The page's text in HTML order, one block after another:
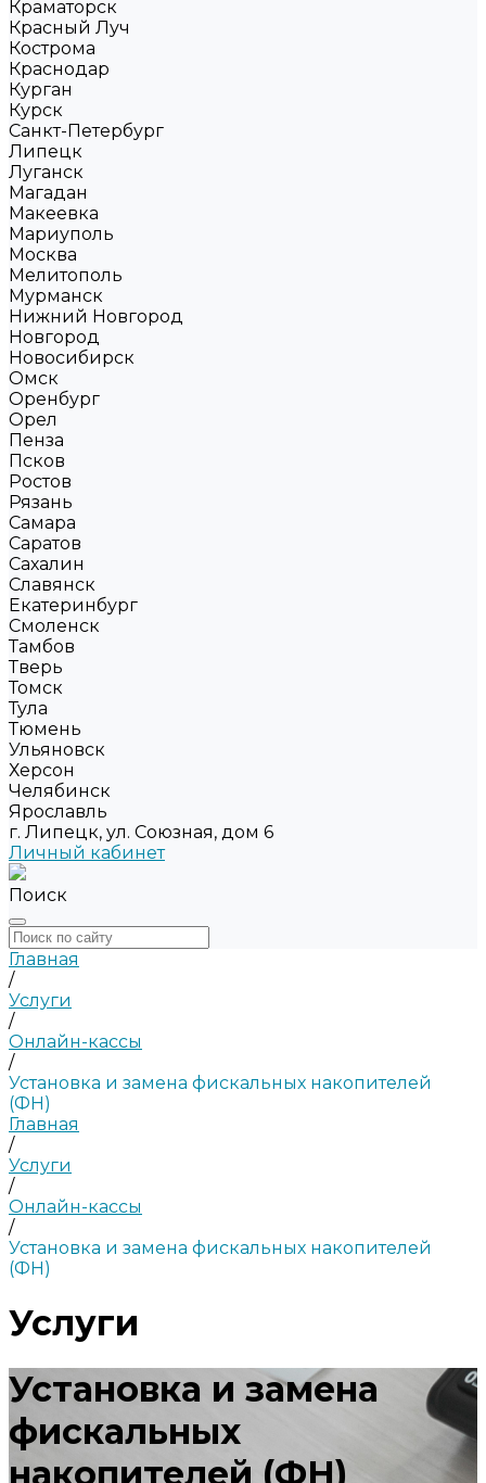
Краматорск
Красный Луч
Кострома
Краснодар
Курган
Курск
Санкт-Петербург
Липецк
Луганск
Магадан
Макеевка
Мариуполь
Москва
Мелитополь
Мурманск
Нижний Новгород
Новгород
Новосибирск
Омск
Оренбург
Орел
Пенза
Псков
Ростов
Рязань
Самара
Саратов
Сахалин
Славянск
Екатеринбург
Смоленск
Тамбов
Тверь
Томск
Тула
Тюмень
Ульяновск
Херсон
Челябинск
Ярославль
г. Липецк, ул. Союзная, дом 6
Личный кабинет
Поиск
Главная
/
Услуги
/
Онлайн-кассы
/
Установка и замена фискальных накопителей
(ФН)
Главная
/
Услуги
/
Онлайн-кассы
/
Установка и замена фискальных накопителей
(ФН)
Услуги
Установка и замена
фискальных
накопителей (ФН)